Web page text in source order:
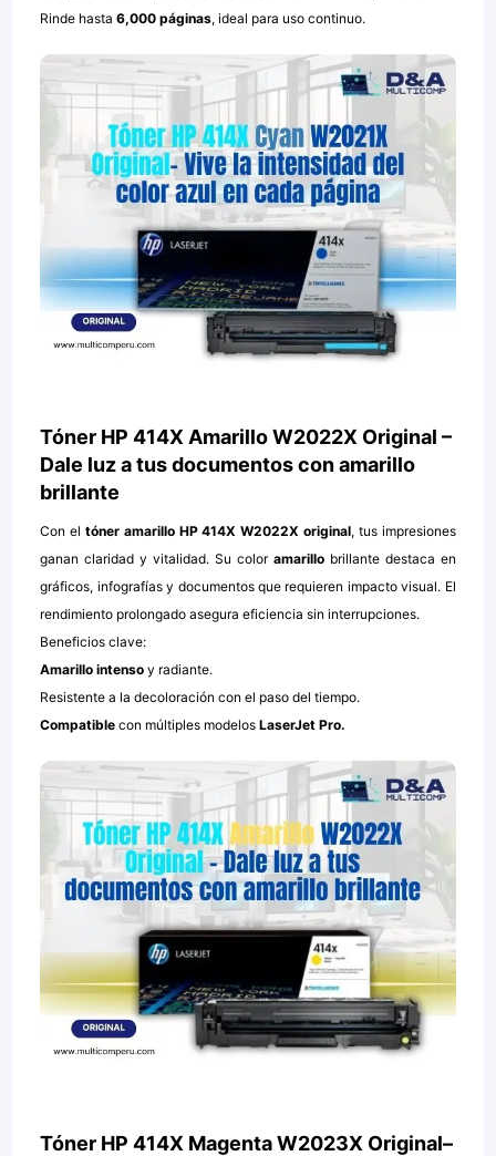
Rinde hasta 6,000 páginas, ideal para uso continuo.
Tóner HP 414X Amarillo W2022X Original –
Dale luz a tus documentos con amarillo
brillante
Con el tóner amarillo HP 414X W2022X original, tus impresiones
ganan claridad y vitalidad. Su color amarillobrillante destaca en
gráficos, infografías y documentos que requieren impacto visual. El
rendimiento prolongado asegura eficiencia sin interrupciones.
Beneficios clave:
Amarillo intenso y radiante.
Resistente a la decoloración con el paso del tiempo.
Compatible con múltiples modelosLaserJet Pro.
Tóner HP 414X Magenta W2023X Original–